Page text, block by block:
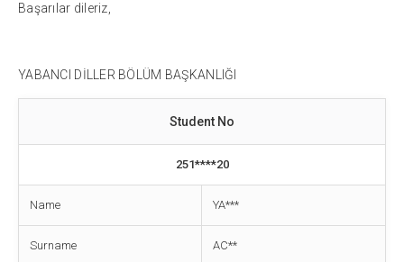
Başarılar dileriz,
YABANCI DİLLER BÖLÜM BAŞKANLIĞI
Student No
251****20
Name YA***
Surname AC**